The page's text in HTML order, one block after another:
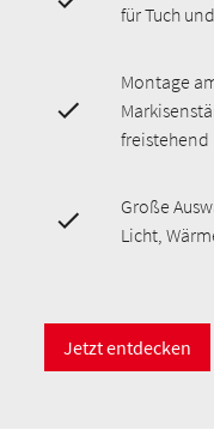
für Tuch
Montage
freistehend
Große
Licht,
Jetzt entdecken